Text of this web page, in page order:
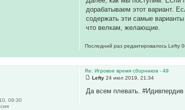
дорабатываем этот вариант.
содержать эти самые
что велкам, желающие.
Последний раз редактировалось Lefty
Re: Игровое время сборников - 49
Lefty 24 июл 2019, 21:34
Да всем плевать. #Идивпердив
09:30